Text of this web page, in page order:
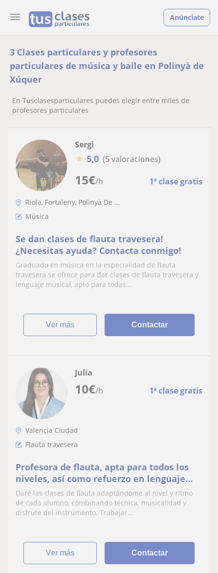
Anúnciate
3 Clases particulares y profesores
particulares de música y baile en Polinyà de
Xúquer
En Tusclasesparticulares puedes elegir entre miles de
profesores particulares
15€/h 1ª clase gratis
Sergi
★ 5,0 (5 valoraciones)
Riola, Fortaleny, Polinyà De ...
Música
Se dan clases de flauta travesera!
¿Necesitas ayuda? Contacta conmigo!
Graduado en música en la especialidad de flauta
travesera se ofrece para dar clases de flauta travesera y
lenguaje musical, apto para todas...
ver más Contactar
10€/h 1ª clase gratis
Julia
Valencia Ciudad
Flauta travesera
Profesora de flauta, apta para todos los
niveles, así como refuerzo en lenguaje
musical.
Daré las clases de flauta adaptándome al nivel y ritmo
de cada alumno, combinando técnica, musicalidad y
disfrute del instrumento. Trabajar...
ver más Contactar